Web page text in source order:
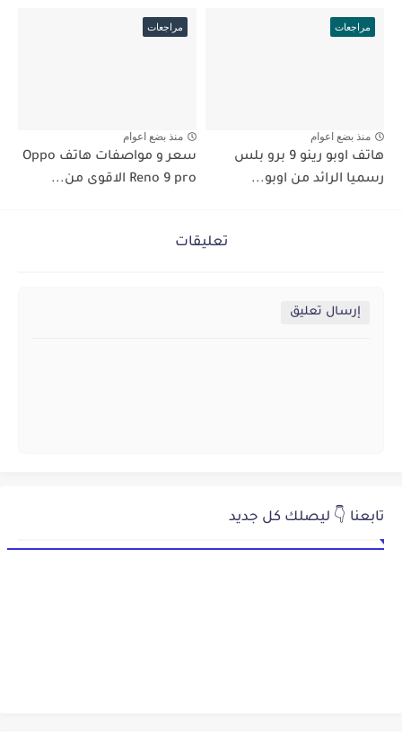
مراجعات
منذ بضع اعوام
هاتف اوبو رينو 9 برو بلس
رسميا الرائد من اوبو...
مراجعات
منذ بضع اعوام
سعر و مواصفات هاتف Oppo
Reno 9 pro الاقوى من...
تعليقات
إرسال تعليق
تابعنا 👇 ليصلك كل جديد